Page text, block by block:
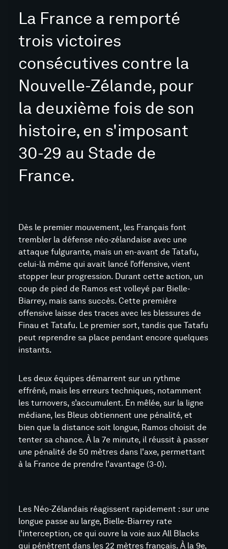
La France a remporté
trois victoires
consécutives contre la
Nouvelle-Zélande, pour
la deuxième fois de son
histoire, en s'imposant
30-29 au Stade de
France.
Dès le premier mouvement, les Français font
trembler la défense néo-zélandaise avec une
attaque fulgurante, mais un en-avant de Tatafu,
celui-là même qui avait lancé l’offensive, vient
stopper leur progression. Durant cette action, un
coup de pied de Ramos est volleyé par Bielle-
Biarrey, mais sans succès. Cette première
offensive laisse des traces avec les blessures de
Finau et Tatafu. Le premier sort, tandis que Tatafu
peut reprendre sa place pendant encore quelques
instants.
Les deux équipes démarrent sur un rythme
effréné, mais les erreurs techniques, notamment
les turnovers, s’accumulent. En mêlée, sur la ligne
médiane, les Bleus obtiennent une pénalité, et
bien que la distance soit longue, Ramos choisit de
tenter sa chance. À la 7e minute, il réussit à passer
une pénalité de 50 mètres dans l'axe, permettant
à la France de prendre l'avantage (3-0).
Les Néo-Zélandais réagissent rapidement : sur une
longue passe au large, Bielle-Biarrey rate
l'interception, ce qui ouvre la voie aux All Blacks
qui pénètrent dans les 22 mètres français. À la 9e,